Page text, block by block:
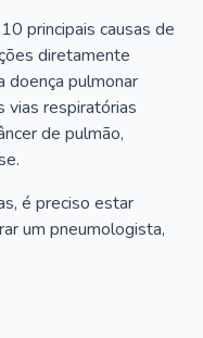
principais causas de
diretamente
doença pulmonar
vias respiratórias
de pulmão,
é preciso estar
um pneumologista,